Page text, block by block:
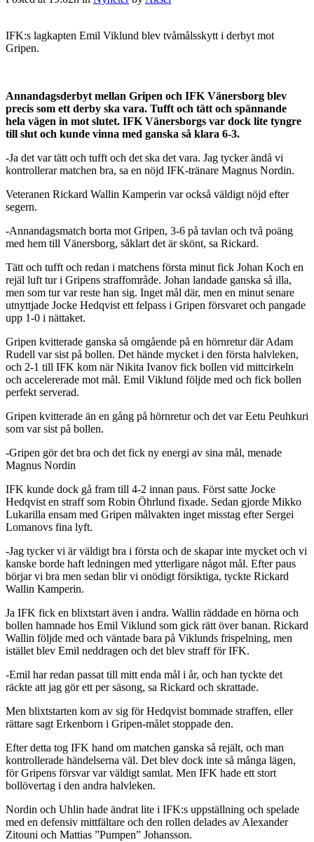
IFK:s lagkapten Emil Viklund blev tvåmålsskytt i derbyt mot
Gripen.
Annandagsderbyt mellan Gripen och IFK Vänersborg blev
precis som ett derby ska vara. Tufft och tätt och spännande
hela vägen in mot slutet. IFK Vänersborgs var dock lite tyngre
till slut och kunde vinna med ganska så klara 6-3.
-Ja det var tätt och tufft och det ska det vara. Jag tycker ändå vi
kontrollerar matchen bra, sa en nöjd IFK-tränare Magnus Nordin.
Veteranen Rickard Wallin Kamperin var också väldigt nöjd efter
segern.
-Annandagsmatch borta mot Gripen, 3-6 på tavlan och två poäng
med hem till Vänersborg, såklart det är skönt, sa Rickard.
Tätt och tufft och redan i matchens första minut fick Johan Koch en
rejäl luft tur i Gripens straffområde. Johan landade ganska så illa,
men som tur var reste han sig. Inget mål där, men en minut senare
utnyttjade Jocke Hedqvist ett felpass i Gripen försvaret och pangade
upp 1-0 i nättaket.
Gripen kvitterade ganska så omgående på en hörnretur där Adam
Rudell var sist på bollen. Det hände mycket i den första halvleken,
och 2-1 till IFK kom när Nikita Ivanov fick bollen vid mittcirkeln
och accelererade mot mål. Emil Viklund följde med och fick bollen
perfekt serverad.
Gripen kvitterade än en gång på hörnretur och det var Eetu Peuhkuri
som var sist på bollen.
-Gripen gör det bra och det fick ny energi av sina mål, menade
Magnus Nordin
IFK kunde dock gå fram till 4-2 innan paus. Först satte Jocke
Hedqvist en straff som Robin Öhrlund fixade. Sedan gjorde Mikko
Lukarilla ensam med Gripen målvakten inget misstag efter Sergei
Lomanovs fina lyft.
-Jag tycker vi är väldigt bra i första och de skapar inte mycket och vi
kanske borde haft ledningen med ytterligare något mål. Efter paus
börjar vi bra men sedan blir vi onödigt försiktiga, tyckte Rickard
Wallin Kamperin.
Ja IFK fick en blixtstart även i andra. Wallin räddade en hörna och
bollen hamnade hos Emil Viklund som gick rätt över banan. Rickard
Wallin följde med och väntade bara på Viklunds frispelning, men
istället blev Emil neddragen och det blev straff för IFK.
-Emil har redan passat till mitt enda mål i år, och han tyckte det
räckte att jag gör ett per säsong, sa Rickard och skrattade.
Men blixtstarten kom av sig för Hedqvist bommade straffen, eller
rättare sagt Erkenborn i Gripen-målet stoppade den.
Efter detta tog IFK hand om matchen ganska så rejält, och man
kontrollerade händelserna väl. Det blev dock inte så många lägen,
för Gripens försvar var väldigt samlat. Men IFK hade ett stort
bollövertag i den andra halvleken.
Nordin och Uhlin hade ändrat lite i IFK:s uppställning och spelade
med en defensiv mittfältare och den rollen delades av Alexander
Zitouni och Mattias ”Pumpen” Johansson.